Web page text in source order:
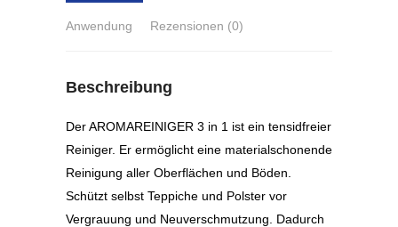
Anwendung Rezensionen (0)
Beschreibung
Der AROMAREINIGER 3 in 1 ist ein tensidfreier
Reiniger. Er ermöglicht eine materialschonende
Reinigung aller Oberflächen und Böden.
Schützt selbst Teppiche und Polster vor
Vergrauung und Neuverschmutzung. Dadurch